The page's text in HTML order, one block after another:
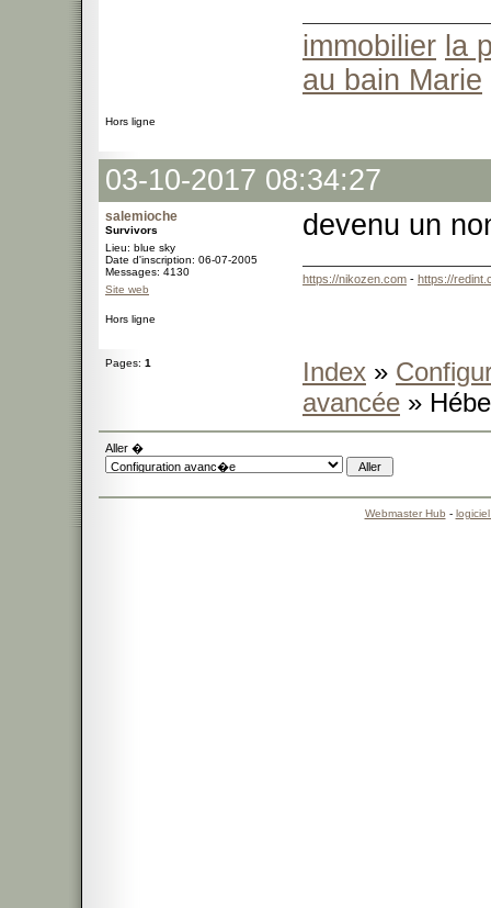
immobilier la
au bain Marie
Hors ligne
03-10-2017 08:34:27
salemioche
Survivors
Lieu: blue sky
Date d'inscription: 06-07-2005
Messages: 4130
Site web
devenu un
https://nikozen.com - https://
Hors ligne
Pages: 1 Index »
avancée »
Aller �
Webmaster Hub -